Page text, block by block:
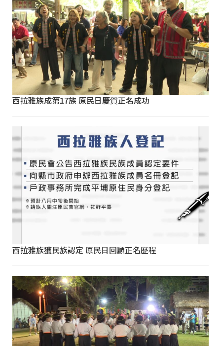
西拉雅族成第17族 原民日慶賀正名成功
西拉雅族獲民族認定 原民日回顧正名歷程